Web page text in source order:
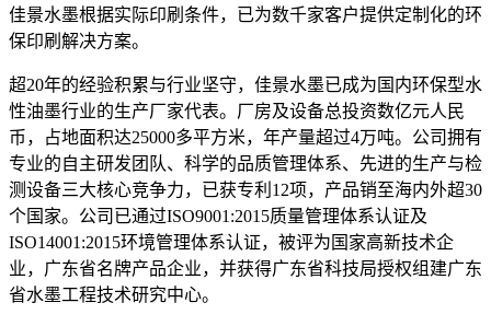
佳景水墨根据实际印刷条件，已为数千家客户提供定制化的环
保印刷解决方案。
超20年的经验积累与行业坚守，佳景水墨已成为国内环保型水
性油墨行业的生产厂家代表。厂房及设备总投资数亿元人民
币，占地面积达25000多平方米，年产量超过4万吨。公司拥有
专业的自主研发团队、科学的品质管理体系、先进的生产与检
测设备三大核心竞争力，已获专利12项，产品销至海内外超30
个国家。公司已通过ISO9001:2015质量管理体系认证及
ISO14001:2015环境管理体系认证，被评为国家高新技术企
业，广东省名牌产品企业，并获得广东省科技局授权组建广东
省水墨工程技术研究中心。